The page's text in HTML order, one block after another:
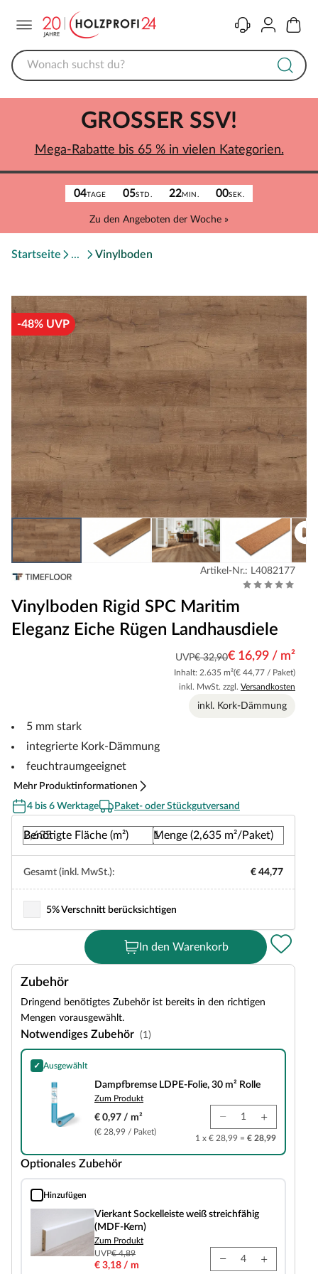
KontaktKonto
04TAGE 05STD. 22MIN. 00SEK.
Zu den Angeboten der Woche »
GROSSER SSV!
Mega-Rabatte bis 65 % in vielen Kategorien.
Startseite Vinylboden
-48% UVP
Artikel-Nr.: L4082177
Vinylboden Rigid SPC Maritim
Eleganz Eiche Rügen Landhausdiele
UVP€ 32,90€ 16,99 / m²
Inhalt: 2.635 m²(€ 44,77 / Paket)
inkl. MwSt. zzgl. Versandkosten
inkl. Kork-Dämmung
5 mm stark
integrierte Kork-Dämmung
feuchtraumgeeignet
Mehr Produktinformationen
4 bis 6 Werktage
Paket- oder Stückgutversand
Benötigte Fläche (m²) Menge (2,635 m²/Paket)
Gesamt (inkl. MwSt.): € 44,77
5% Verschnitt berücksichtigen
In den Warenkorb
Zubehör
Dringend benötigtes Zubehör ist bereits in den richtigen
Mengen vorausgewählt.
Notwendiges Zubehör (1)
✓ Ausgewählt
Dampfbremse LDPE-Folie, 30 m² Rolle
Dampfbremse LDPE-Folie, 30 m² Rolle
Zum Produkt
€ 0,97 / m²
(€ 28,99 / Paket)
1 x € 28,99 = € 28,99
Optionales Zubehör
Hinzufügen
Vierkant Sockelleiste weiß streichfähig (MDF-Kern)
Vierkant Sockelleiste weiß streichfähig
(MDF-Kern)
Zum Produkt
UVP€ 4,89
€ 3,18 / m